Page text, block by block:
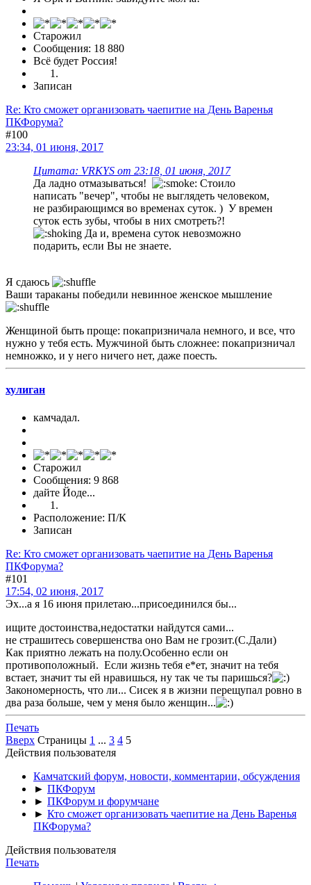
Старожил
Сообщения: 18 880
Всё будет Россия!
Записан
Re: Кто сможет организовать чаепитие на День Варенья
ПКФорума?
#100
23:34, 01 июня, 2017
Цитата: VRKYS от 23:18, 01 июня, 2017
Да ладно отмазываться!
Стоило
написать "вечер", чтобы не выглядеть человеком,
не разбирающимся во временах суток. ) У времен
суток есть зубы, чтобы в них смотреть?!
Да и, времена суток невозможно
подарить, если Вы не знаете.
Я сдаюсь
Ваши тараканы победили невинное женское мышление
Женщиной быть проще: покапризничала немного, и все, что
нужно у тебя есть. Мужчиной быть сложнее: покапризничал
немножко, и у него ничего нет, даже поесть.
хулиган
камчадал.
Старожил
Сообщения: 9 868
дайте Йоде...
Расположение: П/К
Записан
Re: Кто сможет организовать чаепитие на День Варенья
ПКФорума?
#101
17:54, 02 июня, 2017
Эх...а я 16 июня прилетаю...присоединился бы...
ищите достоинства,недостатки найдутся сами...
не страшитесь совершенства оно Вам не грозит.(С.Дали)
Как приятно лежать на полу.Особенно если он
противоположный. Если жизнь тебя е*ет, значит на тебя
встает, значит ты ей нравишься, ну так че ты паришься?
Закономерность, что ли... Сисек я в жизни перещупал ровно в
два раза больше, чем у меня было женщин...
Печать
Вверх Страницы 1 ... 3 4 5
Действия пользователя
Камчатский форум, новости, комментарии, обсуждения
► ПКФорум
► ПКФорум и форумчане
► Кто сможет организовать чаепитие на День Варенья
ПКФорума?
Действия пользователя
Печать